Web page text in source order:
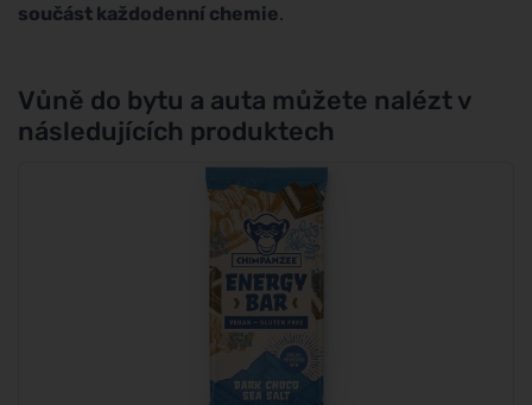
součást každodenní chemie.
Vůně do bytu a auta můžete nalézt v
následujících produktech